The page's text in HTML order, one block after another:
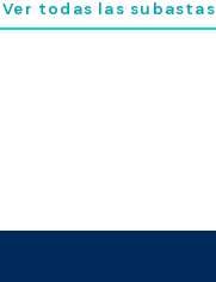
Ver todas las subastas